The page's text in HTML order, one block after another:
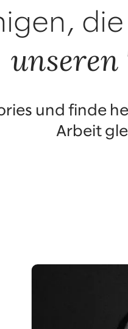
und finde
Arbeit